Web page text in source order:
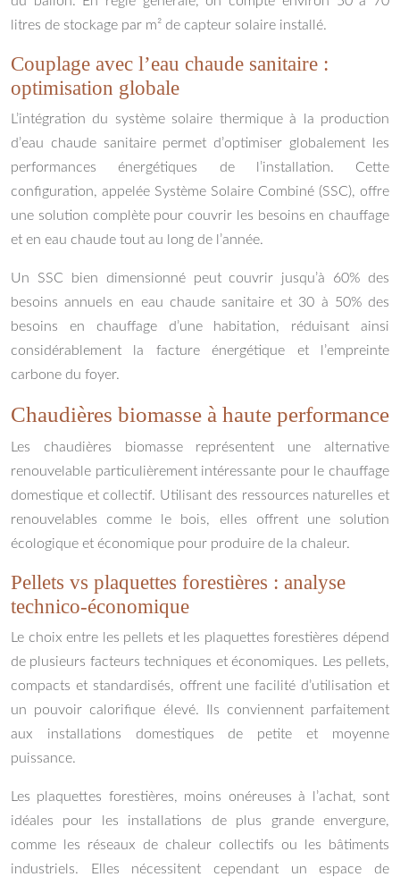
litres de stockage par m² de capteur solaire installé.
Couplage avec l’eau chaude sanitaire :
optimisation globale
L’intégration du système solaire thermique à la production
d’eau chaude sanitaire permet d’optimiser globalement les
performances énergétiques de l’installation. Cette
configuration, appelée Système Solaire Combiné (SSC), offre
une solution complète pour couvrir les besoins en chauffage
et en eau chaude tout au long de l’année.
Un SSC bien dimensionné peut couvrir jusqu’à 60% des
besoins annuels en eau chaude sanitaire et 30 à 50% des
besoins en chauffage d’une habitation, réduisant ainsi
considérablement la facture énergétique et l’empreinte
carbone du foyer.
Chaudières biomasse à haute performance
Les chaudières biomasse représentent une alternative
renouvelable particulièrement intéressante pour le chauffage
domestique et collectif. Utilisant des ressources naturelles et
renouvelables comme le bois, elles offrent une solution
écologique et économique pour produire de la chaleur.
Pellets vs plaquettes forestières : analyse
technico-économique
Le choix entre les pellets et les plaquettes forestières dépend
de plusieurs facteurs techniques et économiques. Les pellets,
compacts et standardisés, offrent une facilité d’utilisation et
un pouvoir calorifique élevé. Ils conviennent parfaitement
aux installations domestiques de petite et moyenne
puissance.
Les plaquettes forestières, moins onéreuses à l’achat, sont
idéales pour les installations de plus grande envergure,
comme les réseaux de chaleur collectifs ou les bâtiments
industriels. Elles nécessitent cependant un espace de